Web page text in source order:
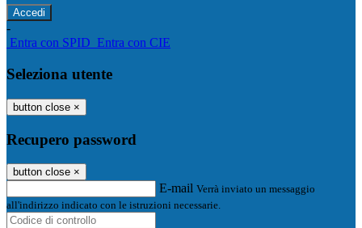
-
Entra con SPID Entra con CIE
Seleziona utente
button close ×
Recupero password
button close ×
E-mail Verrà inviato un messaggio
all'indirizzo indicato con le istruzioni necessarie.